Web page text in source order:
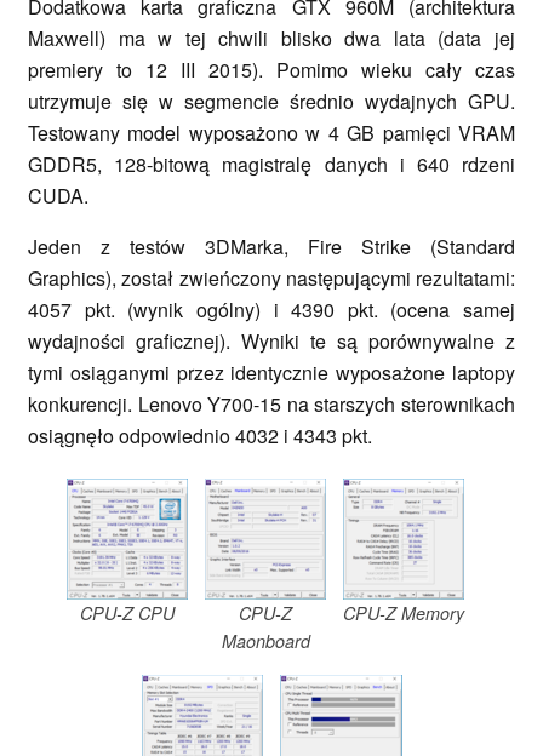
Dodatkowa karta graficzna GTX 960M (architektura
Maxwell) ma w tej chwili blisko dwa lata (data jej
premiery to 12 III 2015). Pomimo wieku cały czas
utrzymuje się w segmencie średnio wydajnych GPU.
Testowany model wyposażono w 4 GB pamięci VRAM
GDDR5, 128-bitową magistralę danych i 640 rdzeni
CUDA.
Jeden z testów 3DMarka, Fire Strike (Standard
Graphics), został zwieńczony następującymi rezultatami:
4057 pkt. (wynik ogólny) i 4390 pkt. (ocena samej
wydajności graficznej). Wyniki te są porównywalne z
tymi osiąganymi przez identycznie wyposażone laptopy
konkurencji. Lenovo Y700-15 na starszych sterownikach
osiągnęło odpowiednio 4032 i 4343 pkt.
CPU-Z CPU
CPU-Z
Maonboard
CPU-Z Memory